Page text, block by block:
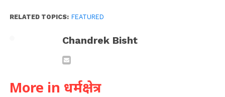
RELATED TOPICS: FEATURED
Chandrek Bisht
More in धर्मक्षेत्र